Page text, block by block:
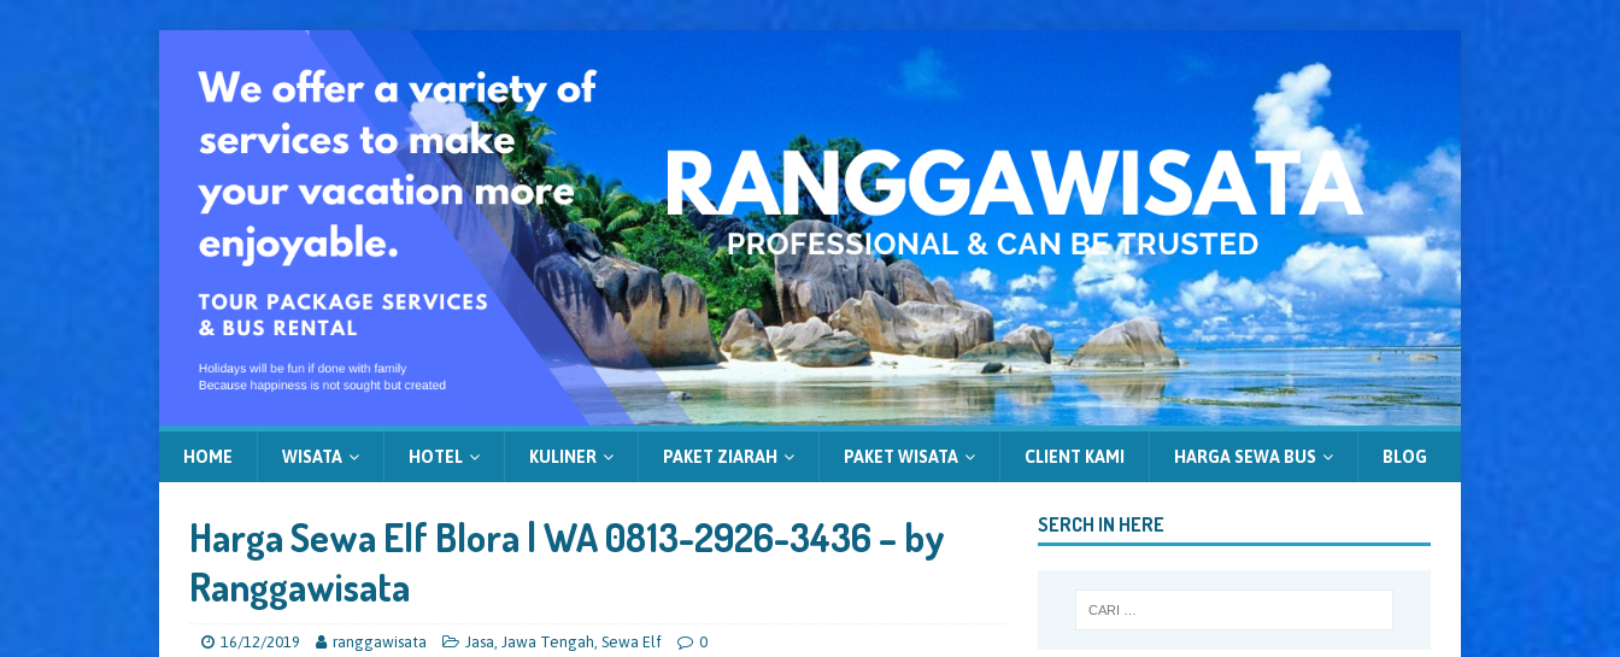
HOME WISATA HOTEL KULINER PAKET ZIARAH PAKET WISATA CLIENT KAMI HARGA SEWA BUS BLOG
Harga Sewa Elf Blora | WA 0813-2926-3436 – by
Ranggawisata
16/12/2019 ranggawisata Jasa Jawa Tengah Sewa Elf 0
SERCH IN HERE